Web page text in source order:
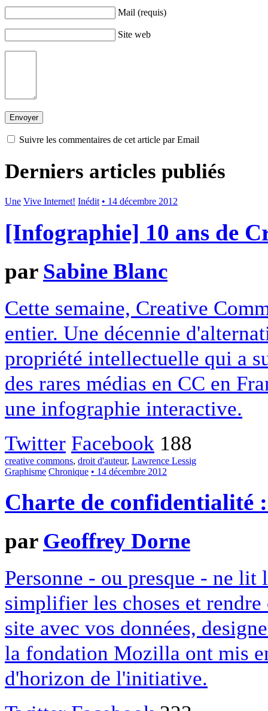
Mail (requis)
Site web
Suivre les commentaires de cet article par Email
Derniers articles publiés
Une Vive Internet! Inédit • 14 décembre 2012
[Infographie] 10 ans de
par Sabine Blanc
Cette semaine, Creative
entier. Une décennie
propriété intellectuelle qui a
des rares médias en CC en
une infographie interactive.
Twitter Facebook 188
creative commons, droit d'auteur, Lawrence Lessig
Graphisme Chronique • 14 décembre 2012
Charte de confidentialité
par Geoffrey Dorne
Personne - ou presque - ne
simplifier les choses et
site avec vos données,
la fondation Mozilla ont mis
d'horizon de l'initiative.